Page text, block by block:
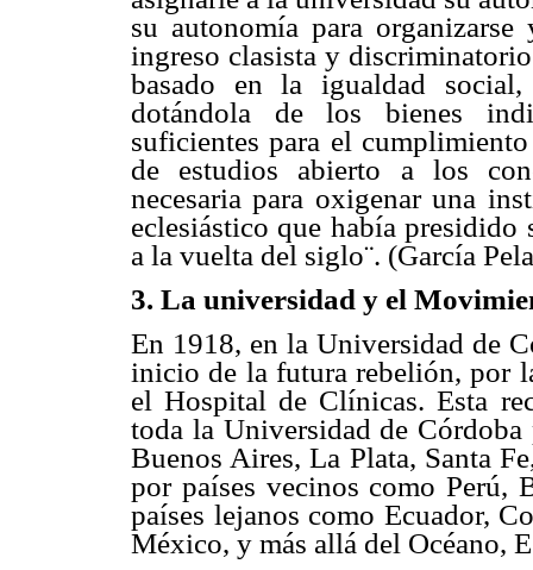
su autonomía para
ingreso clasista y
basado en la igualdad
dotándola de los bienes
suficientes para el
de estudios abierto a los
necesaria para oxigenar una
eclesiástico que había
a la vuelta del siglo¨. (García
3. La universidad y el
En 1918, en la Universidad de
inicio de la futura rebelión, por
el Hospital de Clínicas. Esta
toda la Universidad de
Buenos Aires, La Plata, Santa
por países vecinos como Perú,
países lejanos como Ecuador,
México, y más allá del Océano,